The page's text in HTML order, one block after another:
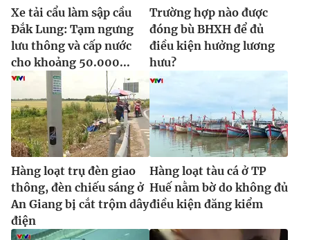
® Cấm sao chép dưới mọi hình thức nếu không có sự chấp
thuận bằng văn bản. Ghi rõ nguồn VTV.vn khi phát hành lại
thông tin từ website này.
Xe tải cẩu làm sập cầu
Đắk Lung: Tạm ngưng
lưu thông và cấp nước
cho khoảng 50.000...
Trường hợp nào được
đóng bù BHXH để đủ
điều kiện hưởng lương
hưu?
Hàng loạt trụ đèn giao
thông, đèn chiếu sáng ở
An Giang bị cắt trộm dây
điện
Hàng loạt tàu cá ở TP
Huế nằm bờ do không đủ
điều kiện đăng kiểm